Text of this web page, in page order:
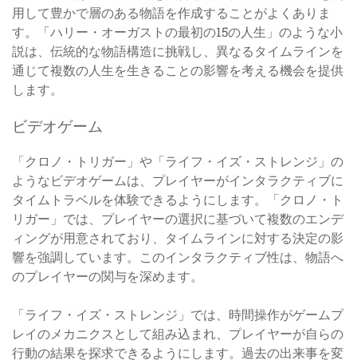
用して豊かで層のある物語を作成することがよくありま
す。「ハリー・オーガストの最初の15の人生」のような小
説は、伝統的な物語構造に挑戦し、異なるタイムラインを
通じて複数の人生を生きることの影響を考える機会を提供
します。
ビデオゲーム
「クロノ・トリガー」や「ライフ・イズ・ストレンジ」の
ようなビデオゲームは、プレイヤーがインタラクティブに
タイムトラベルを体験できるようにします。「クロノ・ト
リガー」では、プレイヤーの選択に基づいて複数のエンデ
ィングが用意されており、タイムラインに対する決定の影
響を強調しています。このインタラクティブ性は、物語へ
のプレイヤーの関与を深めます。
「ライフ・イズ・ストレンジ」では、時間操作がゲームプ
レイのメカニクスとして組み込まれ、プレイヤーが自らの
行動の結果を探求できるようにします。過去の出来事を変